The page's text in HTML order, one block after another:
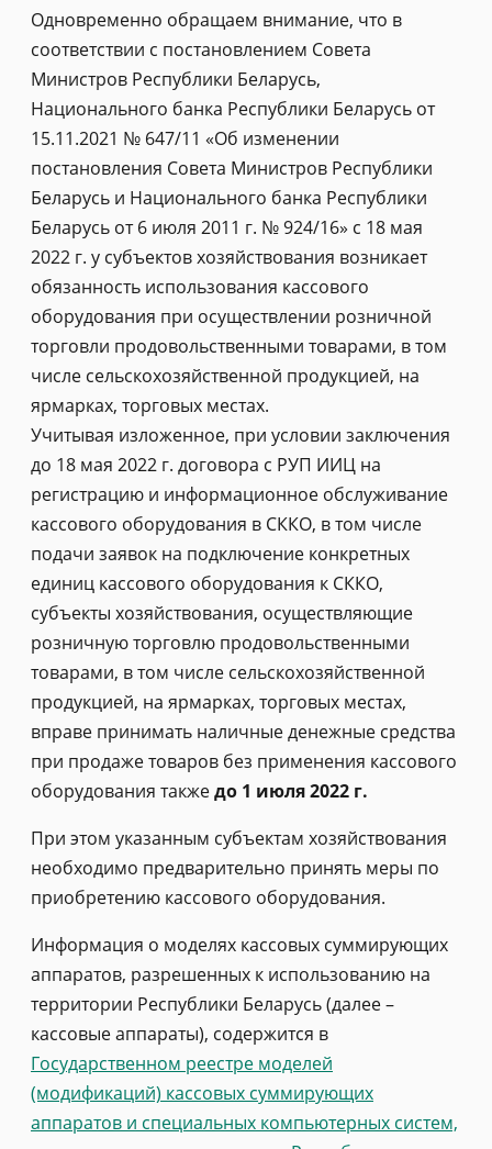
Одновременно обращаем внимание, что в
соответствии с постановлением Совета
Министров Республики Беларусь,
Национального банка Республики Беларусь от
15.11.2021 № 647/11 «Об изменении
постановления Совета Министров Республики
Беларусь и Национального банка Республики
Беларусь от 6 июля 2011 г. № 924/16» с 18 мая
2022 г. у субъектов хозяйствования возникает
обязанность использования кассового
оборудования при осуществлении розничной
торговли продовольственными товарами, в том
числе сельскохозяйственной продукцией, на
ярмарках, торговых местах.
Учитывая изложенное, при условии заключения
до 18 мая 2022 г. договора с РУП ИИЦ на
регистрацию и информационное обслуживание
кассового оборудования в СККО, в том числе
подачи заявок на подключение конкретных
единиц кассового оборудования к СККО,
субъекты хозяйствования, осуществляющие
розничную торговлю продовольственными
товарами, в том числе сельскохозяйственной
продукцией, на ярмарках, торговых местах,
вправе принимать наличные денежные средства
при продаже товаров без применения кассового
оборудования такжедо 1 июля 2022 г.
При этом указанным субъектам хозяйствования
необходимо предварительно принять меры по
приобретению кассового оборудования.
Информация о моделях кассовых суммирующих
аппаратов, разрешенных к использованию на
территории Республики Беларусь (далее –
кассовые аппараты), содержится в
Государственном реестре моделей
(модификаций) кассовых суммирующих
аппаратов и специальных компьютерных систем,